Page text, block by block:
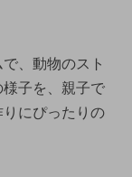
、動物のスト
子を、親子で
にぴったりの